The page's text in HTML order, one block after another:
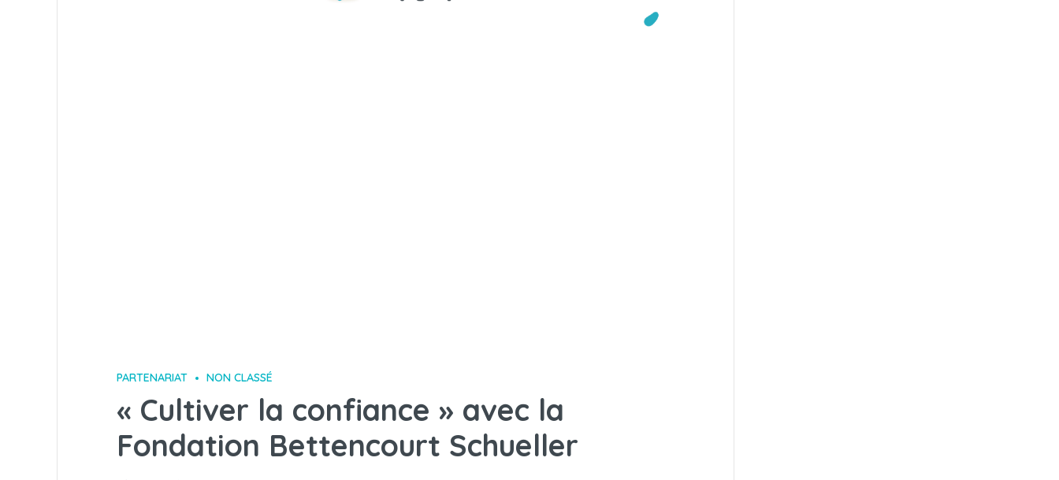
PARTENARIAT NON CLASSÉ
« Cultiver la confiance » avec la
Fondation Bettencourt Schueller